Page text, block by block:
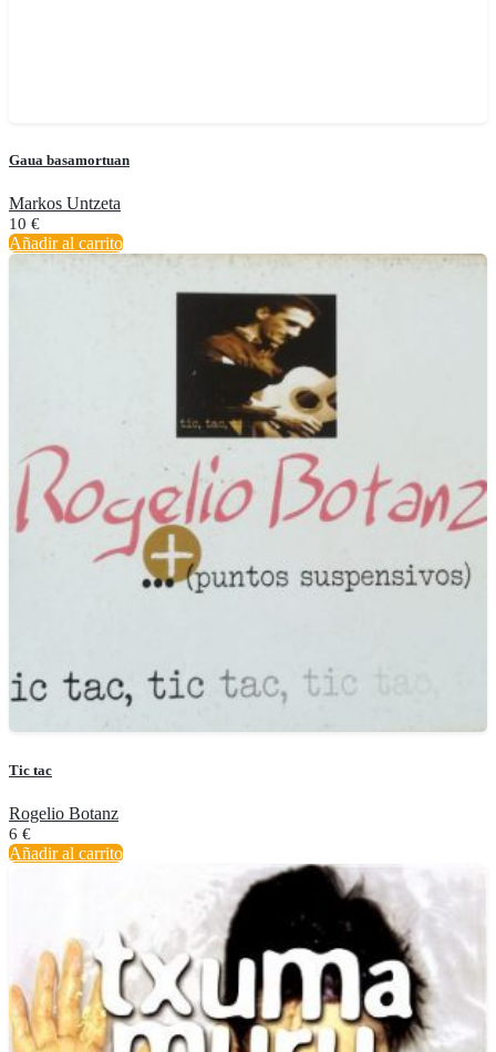
Gaua basamortuan
Markos Untzeta
10 €
Añadir al carrito
Tic tac
Rogelio Botanz
6 €
Añadir al carrito